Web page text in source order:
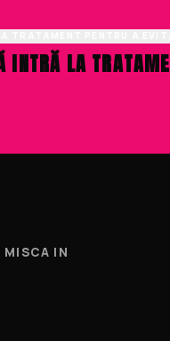
INTRĂ LA
MISCA IN